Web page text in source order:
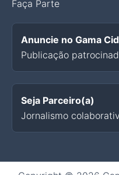
Faça Parte
Anuncie no Gama
Publicação
Seja Parceiro(a)
Jornalismo